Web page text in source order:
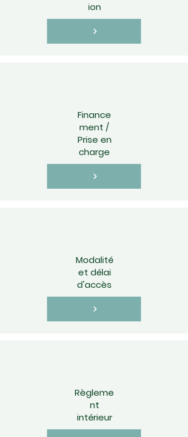
ion
Finance
ment /
Prise en
charge
Modalité
et délai
d'accès
Règleme
nt
intérieur